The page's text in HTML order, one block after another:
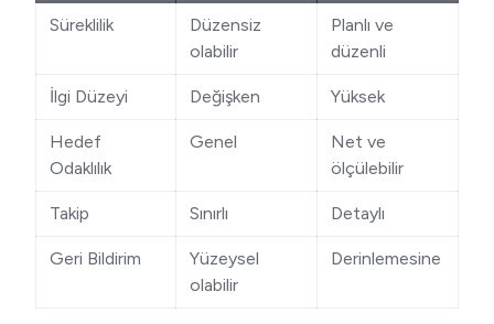
Süreklilik
Düzensiz
olabilir
Planlı ve
düzenli
İlgi Düzeyi Değişken Yüksek
Hedef
Odaklılık
Genel
Net ve
ölçülebilir
Takip Sınırlı Detaylı
Geri Bildirim
Yüzeysel
olabilir
Derinlemesine